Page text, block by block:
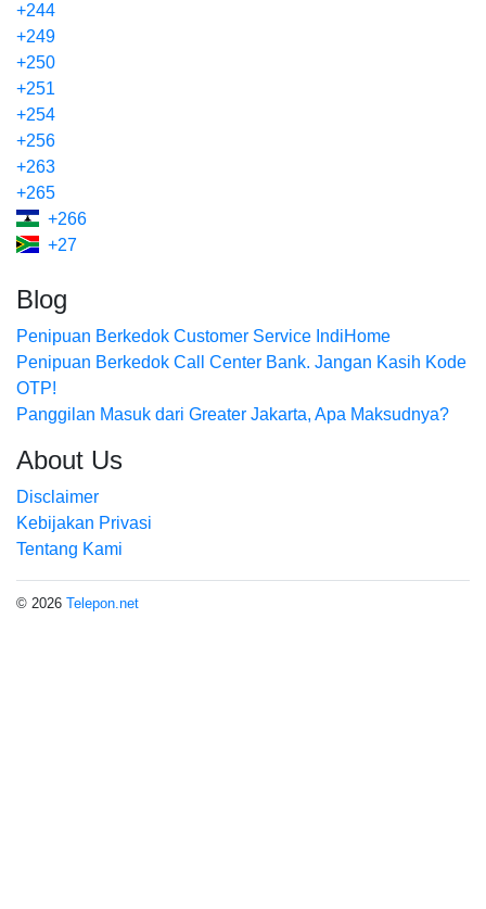
+244
+249
+250
+251
+254
+256
+263
+265
+266
+27
Blog
Penipuan Berkedok Customer Service IndiHome
Penipuan Berkedok Call Center Bank. Jangan Kasih Kode
OTP!
Panggilan Masuk dari Greater Jakarta, Apa Maksudnya?
About Us
Disclaimer
Kebijakan Privasi
Tentang Kami
© 2026 Telepon.net